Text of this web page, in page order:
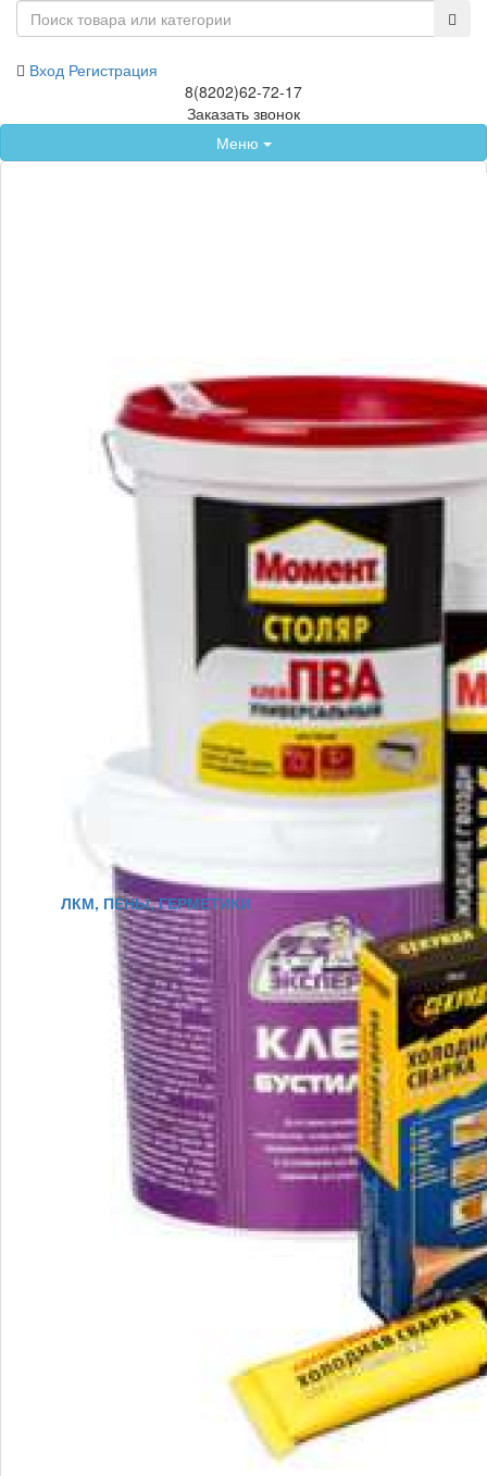
Вход Регистрация
8(8202)62-72-17
Заказать звонок
Меню
ЛКМ, ПЕНЫ, ГЕРМЕТИКИ